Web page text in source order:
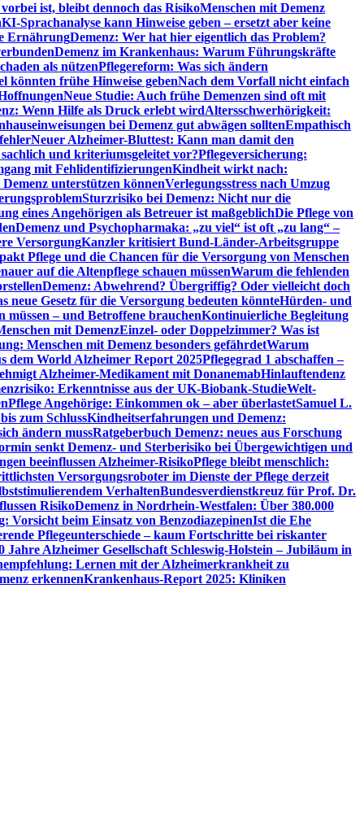
ist, bleibt dennoch das RisikoMenschen mit Demenz
KI-Sprachanalyse kann Hinweise geben – ersetzt aber keine
ErnährungDemenz: Wer hat hier eigentlich das Problem?
Demenz im Krankenhaus: Warum Führungskräfte
als nützenPflegereform: Was sich ändern
könnten frühe Hinweise gebenNach dem Vorfall nicht einfach
Neue Studie: Auch frühe Demenzen sind oft mit
Wenn Hilfe als Druck erlebt wirdAltersschwerhörigkeit:
bei Demenz gut abwägen solltenEmpathisch
Neuer Alzheimer-Bluttest: Kann man damit den
und kriteriumsgeleitet vor?Pflegeversicherung:
mit FehlidentifizierungenKindheit wirkt nach:
unterstützen könnenVerlegungsstress nach Umzug
Sturzrisiko bei Demenz: Nicht nur die
eines Angehörigen als Betreuer ist maßgeblichDie Pflege von
Demenz und Psychopharmaka: „zu viel“ ist oft „zu lang“ –
VersorgungKanzler kritisiert Bund-Länder-Arbeitsgruppe
Pflege und die Chancen für die Versorgung von Menschen
auf die Altenpflege schauen müssenWarum die fehlenden
Demenz: Abwehrend? Übergriffig? Oder vielleicht doch
neue Gesetz für die Versorgung bedeuten könnteHürden- und
– und Betroffene brauchenKontinuierliche Begleitung
mit DemenzEinzel- oder Doppelzimmer? Was ist
Menschen mit Demenz besonders gefährdetWarum
dem World Alzheimer Report 2025Pflegegrad 1 abschaffen –
Alzheimer-Medikament mit DonanemabHinlauftendenz
Erkenntnisse aus der UK-Biobank-StudieWelt-
Pflege Angehörige: Einkommen ok – aber überlastetSamuel L.
zum SchlussKindheitserfahrungen und Demenz:
ändern mussRatgeberbuch Demenz: neues aus Forschung
senkt Demenz- und Sterberisiko bei Übergewichtigen und
beeinflussen Alzheimer-RisikoPflege bleibt menschlich:
Versorgungsroboter im Dienste der Pflege derzeit
VerhaltenBundesverdienstkreuz für Prof. Dr.
RisikoDemenz in Nordrhein-Westfalen: Über 380.000
Vorsicht beim Einsatz von BenzodiazepinenIst die Ehe
Pflegeunterschiede – kaum Fortschritte bei riskanter
Jahre Alzheimer Gesellschaft Schleswig-Holstein – Jubiläum in
Lernen mit der Alzheimerkrankheit zu
erkennenKrankenhaus-Report 2025: Kliniken